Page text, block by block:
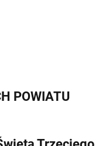
POWIATU